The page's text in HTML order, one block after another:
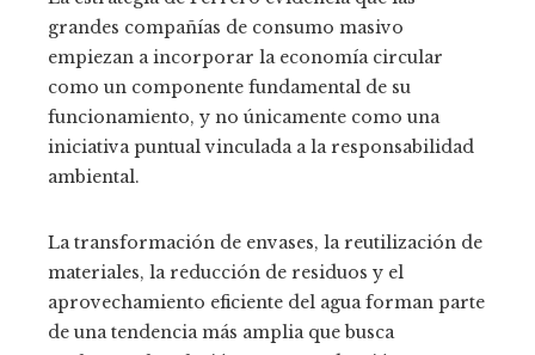
grandes compañías de consumo masivo
empiezan a incorporar la economía circular
como un componente fundamental de su
funcionamiento, y no únicamente como una
iniciativa puntual vinculada a la responsabilidad
ambiental.
La transformación de envases, la reutilización de
materiales, la reducción de residuos y el
aprovechamiento eficiente del agua forman parte
de una tendencia más amplia que busca